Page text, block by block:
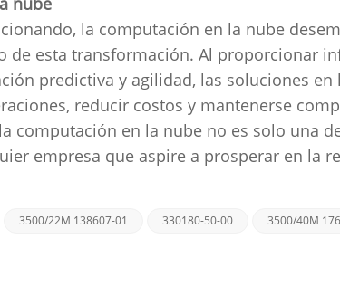
la computación en la nube
de esta transformación. Al proporcionar
predictiva y agilidad, las soluciones en
reducir costos y mantenerse
computación en la nube no es solo una
empresa que aspire a prosperar en la
3500/22M 138607-01 330180-50-00
3500/40M